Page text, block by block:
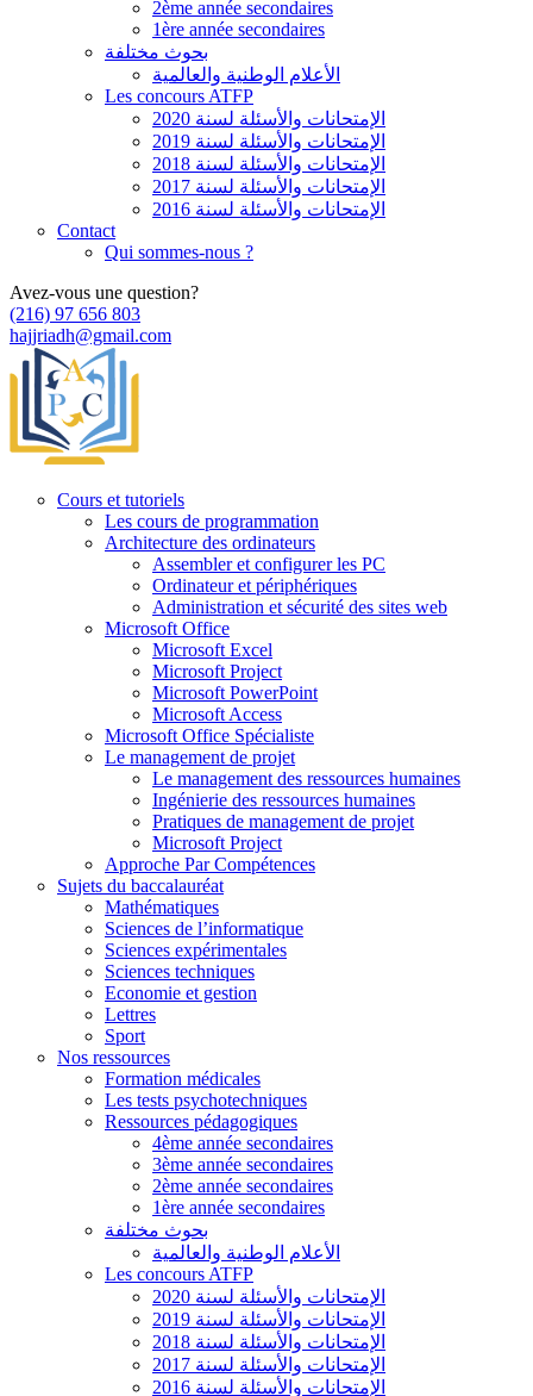
2ème année secondaires
1ère année secondaires
بحوث مختلفة
الأعلام الوطنية والعالمية
Les concours ATFP
الإمتحانات والأسئلة لسنة 2020
الإمتحانات والأسئلة لسنة 2019
الإمتحانات والأسئلة لسنة 2018
الإمتحانات والأسئلة لسنة 2017
الإمتحانات والأسئلة لسنة 2016
Contact
Qui sommes-nous ?
Avez-vous une question?
(216) 97 656 803
hajjriadh@gmail.com
Cours et tutoriels
Les cours de programmation
Architecture des ordinateurs
Assembler et configurer les PC
Ordinateur et périphériques
Administration et sécurité des sites web
Microsoft Office
Microsoft Excel
Microsoft Project
Microsoft PowerPoint
Microsoft Access
Microsoft Office Spécialiste
Le management de projet
Le management des ressources humaines
Ingénierie des ressources humaines
Pratiques de management de projet
Microsoft Project
Approche Par Compétences
Sujets du baccalauréat
Mathématiques
Sciences de l’informatique
Sciences expérimentales
Sciences techniques
Economie et gestion
Lettres
Sport
Nos ressources
Formation médicales
Les tests psychotechniques
Ressources pédagogiques
4ème année secondaires
3ème année secondaires
2ème année secondaires
1ère année secondaires
بحوث مختلفة
الأعلام الوطنية والعالمية
Les concours ATFP
الإمتحانات والأسئلة لسنة 2020
الإمتحانات والأسئلة لسنة 2019
الإمتحانات والأسئلة لسنة 2018
الإمتحانات والأسئلة لسنة 2017
الإمتحانات والأسئلة لسنة 2016